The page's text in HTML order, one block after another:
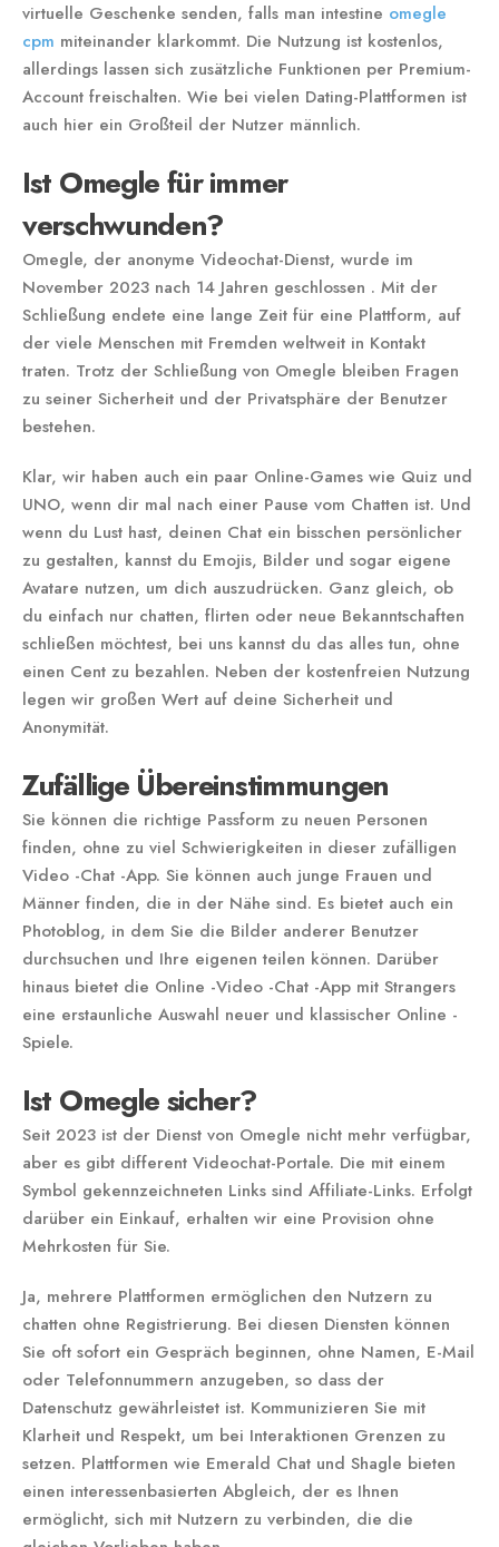
virtuelle Geschenke senden, falls man intestine omegle
cpm miteinander klarkommt. Die Nutzung ist kostenlos,
allerdings lassen sich zusätzliche Funktionen per Premium-
Account freischalten. Wie bei vielen Dating-Plattformen ist
auch hier ein Großteil der Nutzer männlich.
Ist Omegle für immer
verschwunden?
Omegle, der anonyme Videochat-Dienst, wurde im
November 2023 nach 14 Jahren geschlossen . Mit der
Schließung endete eine lange Zeit für eine Plattform, auf
der viele Menschen mit Fremden weltweit in Kontakt
traten. Trotz der Schließung von Omegle bleiben Fragen
zu seiner Sicherheit und der Privatsphäre der Benutzer
bestehen.
Klar, wir haben auch ein paar Online-Games wie Quiz und
UNO, wenn dir mal nach einer Pause vom Chatten ist. Und
wenn du Lust hast, deinen Chat ein bisschen persönlicher
zu gestalten, kannst du Emojis, Bilder und sogar eigene
Avatare nutzen, um dich auszudrücken. Ganz gleich, ob
du einfach nur chatten, flirten oder neue Bekanntschaften
schließen möchtest, bei uns kannst du das alles tun, ohne
einen Cent zu bezahlen. Neben der kostenfreien Nutzung
legen wir großen Wert auf deine Sicherheit und
Anonymität.
Zufällige Übereinstimmungen
Sie können die richtige Passform zu neuen Personen
finden, ohne zu viel Schwierigkeiten in dieser zufälligen
Video -Chat -App. Sie können auch junge Frauen und
Männer finden, die in der Nähe sind. Es bietet auch ein
Photoblog, in dem Sie die Bilder anderer Benutzer
durchsuchen und Ihre eigenen teilen können. Darüber
hinaus bietet die Online -Video -Chat -App mit Strangers
eine erstaunliche Auswahl neuer und klassischer Online -
Spiele.
Ist Omegle sicher?
Seit 2023 ist der Dienst von Omegle nicht mehr verfügbar,
aber es gibt different Videochat-Portale. Die mit einem
Symbol gekennzeichneten Links sind Affiliate-Links. Erfolgt
darüber ein Einkauf, erhalten wir eine Provision ohne
Mehrkosten für Sie.
Ja, mehrere Plattformen ermöglichen den Nutzern zu
chatten ohne Registrierung. Bei diesen Diensten können
Sie oft sofort ein Gespräch beginnen, ohne Namen, E-Mail
oder Telefonnummern anzugeben, so dass der
Datenschutz gewährleistet ist. Kommunizieren Sie mit
Klarheit und Respekt, um bei Interaktionen Grenzen zu
setzen. Plattformen wie Emerald Chat und Shagle bieten
einen interessenbasierten Abgleich, der es Ihnen
ermöglicht, sich mit Nutzern zu verbinden, die die